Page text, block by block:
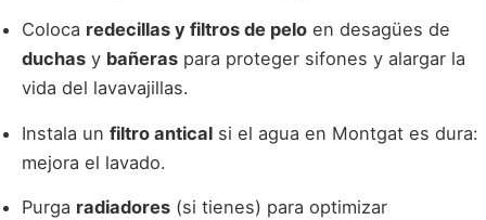
Coloca redecillas y filtros de pelo en desagües de
duchas y bañeras para proteger sifones y alargar la
vida del lavavajillas.
Instala un filtro antical si el agua en Montgat es dura:
mejora el lavado.
Purga radiadores (si tienes) para optimizar